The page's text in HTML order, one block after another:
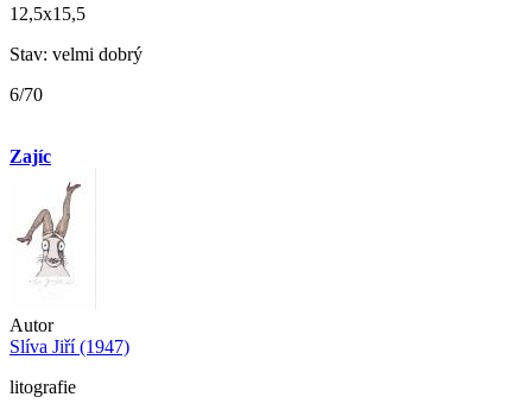
12,5x15,5
Stav: velmi dobrý
6/70
Zajíc
Autor
Slíva Jiří (1947)
litografie